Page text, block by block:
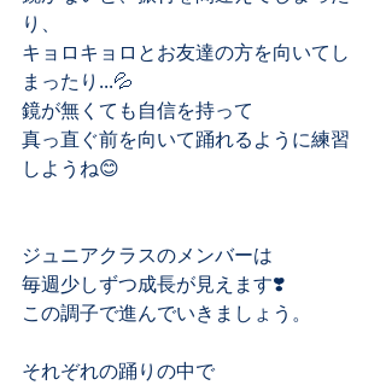
り、
キョロキョロとお友達の方を向いてし
まったり...💦
鏡が無くても自信を持って
真っ直ぐ前を向いて踊れるように練習
しようね😊
ジュニアクラスのメンバーは
毎週少しずつ成長が見えます❣️
この調子で進んでいきましょう。
それぞれの踊りの中で